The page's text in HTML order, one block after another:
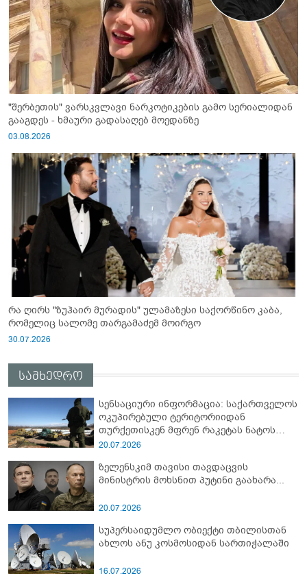
"შერბეთის" ვარსკვლავი ნარკოტიკების გამო სერიალიდან
გააგდეს - ხმაური გადასაღებ მოედანზე
03.08.2026
რა ღირს "ზუჰაირ მურადის" ულამაზესი საქორწინო კაბა,
რომელიც სალომე თარგამაძემ მოირგო
30.07.2026
სამხედრო
სენსაციური ინფორმაცია: საქართველოს
ოკუპირებული ტერიტორიიდან
თურქეთისკენ მფრენ რაკეტას ნატოს
სამიტი კინაღამ ჩაუშლია
20.07.2026
ზელენსკიმ თავისი თავდაცვის
მინისტრის მოხსნით პუტინი გაახარა...
20.07.2026
სუპერსაიდუმლო ობიექტი თბილისთან
ახლოს ანუ კოსმოსიდან სართიჭალაში
16.07.2026